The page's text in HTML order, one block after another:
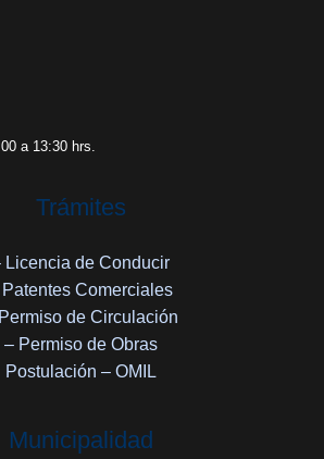
a 13:30 hrs.
Trámites
Licencia de Conducir
Comerciales
de Circulación
– Permiso de Obras
Postulación – OMIL
Municipalidad